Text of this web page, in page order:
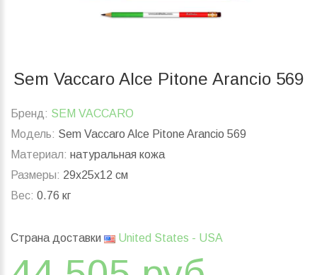
Sem Vaccaro Alce Pitone Arancio 569
Бренд: SEM VACCARO
Модель: Sem Vaccaro Alce Pitone Arancio 569
Материал: натуральная кожа
Размеры: 29x25x12 см
Вес: 0.76 кг
Страна доставки United States - USA